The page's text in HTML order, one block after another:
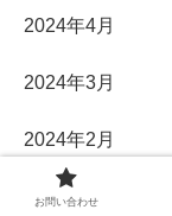
2024年4月
2024年3月
2024年2月
2024年1月
お問い合わせ